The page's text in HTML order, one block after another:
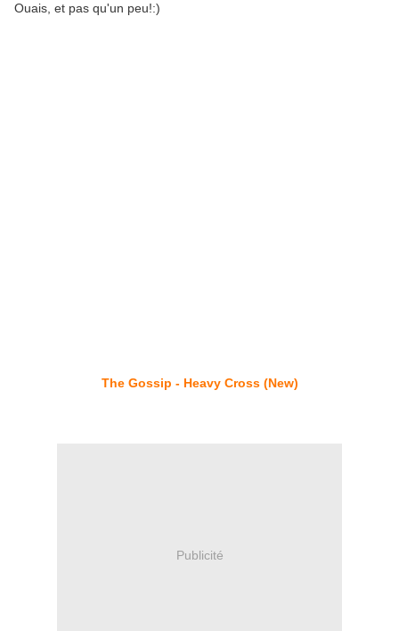
Ouais, et pas qu'un peu!:)
The Gossip - Heavy Cross (New)
Publicité